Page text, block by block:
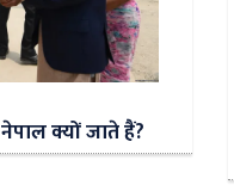
क्यों जाते हैं?